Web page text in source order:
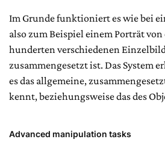
Im Grunde funktioniert es wie bei
also zum Beispiel einem Porträt von
hunderten verschiedenen
zusammengesetzt ist. Das System
es das allgemeine,
kennt, beziehungsweise das des
Advanced manipulation tasks